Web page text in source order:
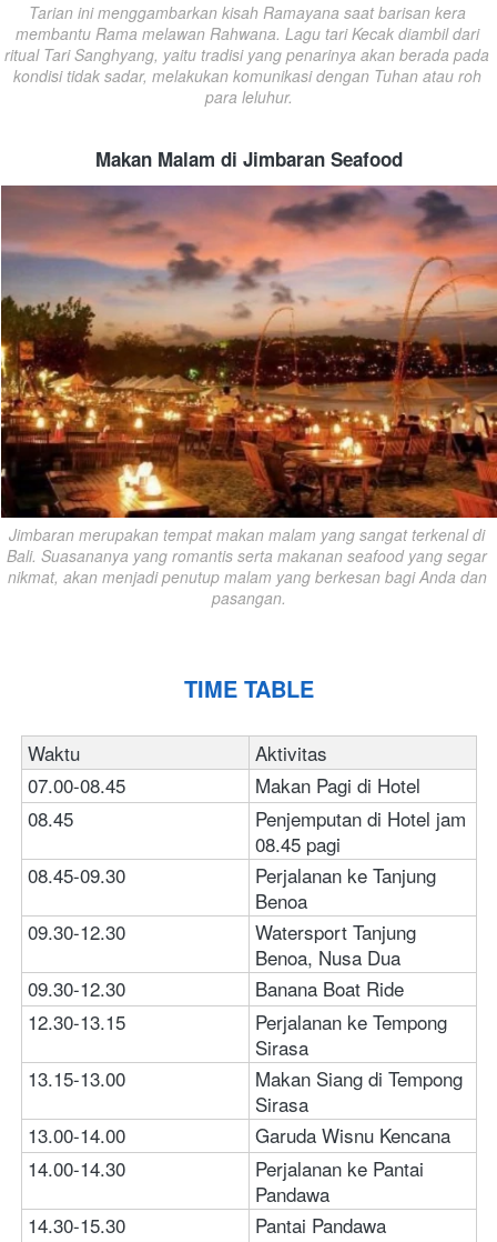
Tarian ini menggambarkan kisah Ramayana saat barisan kera
membantu Rama melawan Rahwana. Lagu tari Kecak diambil dari
ritual Tari Sanghyang, yaitu tradisi yang penarinya akan berada pada
kondisi tidak sadar, melakukan komunikasi dengan Tuhan atau roh
para leluhur.
Makan Malam di Jimbaran Seafood
Jimbaran merupakan tempat makan malam yang sangat terkenal di
Bali. Suasananya yang romantis serta makanan seafood yang segar
nikmat, akan menjadi penutup malam yang berkesan bagi Anda dan
pasangan.
TIME TABLE
Waktu
Aktivitas
07.00-08.45
Makan Pagi di Hotel
08.45
Penjemputan di Hotel jam
08.45 pagi
08.45-09.30
Perjalanan ke Tanjung
Benoa
09.30-12.30
Watersport Tanjung
Benoa, Nusa Dua
09.30-12.30
Banana Boat Ride
12.30-13.15
Perjalanan ke Tempong
Sirasa
13.15-13.00
Makan Siang di Tempong
Sirasa
13.00-14.00
Garuda Wisnu Kencana
14.00-14.30
Perjalanan ke Pantai
Pandawa
14.30-15.30
Pantai Pandawa